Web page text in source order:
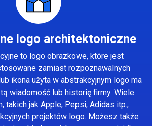
logo architektoniczne
to logo obrazkowe, które jest
zamiast rozpoznawalnych
ikona użyta w abstrakcyjnym logo ma
wiadomość lub historię firmy. Wiele
takich jak Apple, Pepsi, Adidas itp.,
projektów logo. Możesz także